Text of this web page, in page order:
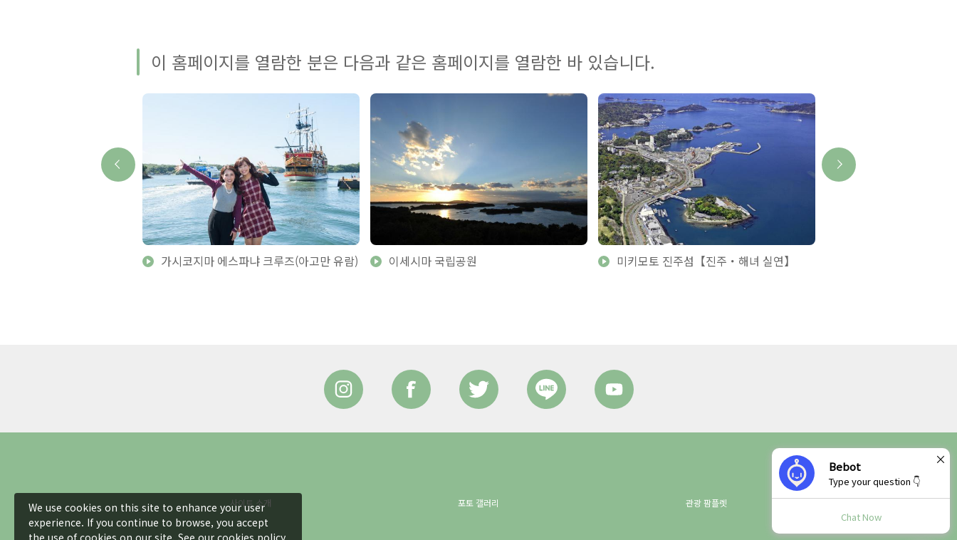
이 홈페이지를 열람한 분은 다음과 같은 홈페이지를 열람한 바 있습니다.
가시코지마 에스파냐 크루즈(아고만 유람) 이세시마 국립공원 미키모토 진주섬【진주・해녀 실연】
사이트 소개 포토 갤러리 관광 팜플렛
We use cookies on this site to enhance your user
experience. If you continue to browse, you accept
the use of cookies on our site. See our cookies policy
Bebot
Type your question 👇
Chat Now
×